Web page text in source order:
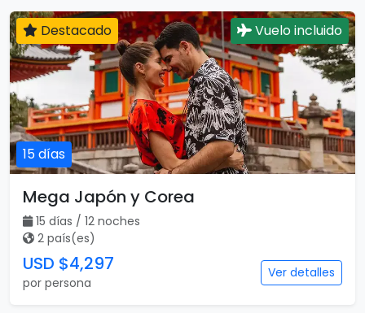
15 días
Destacado Vuelo incluido
Mega Japón y Corea
15 días / 12 noches
2 país(es)
USD $4,297
por persona
Ver detalles